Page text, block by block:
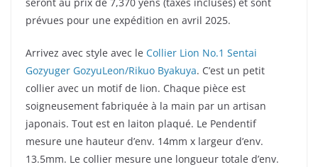
prévues pour une expédition en avril 2025.
Arrivez avec style avec le Collier Lion No.1 Sentai
Gozyuger GozyuLeon/Rikuo Byakuya. C’est un petit
collier avec un motif de lion. Chaque pièce est
soigneusement fabriquée à la main par un artisan
japonais. Tout est en laiton plaqué. Le Pendentif
mesure une hauteur d’env. 14mm x largeur d’env.
13.5mm. Le collier mesure une longueur totale d’env.